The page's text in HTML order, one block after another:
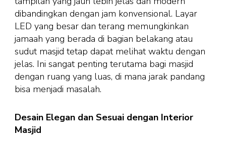
dibandingkan dengan jam konvensional. Layar
LED yang besar dan terang memungkinkan
jamaah yang berada di bagian belakang atau
sudut masjid tetap dapat melihat waktu dengan
jelas. Ini sangat penting terutama bagi masjid
dengan ruang yang luas, di mana jarak pandang
bisa menjadi masalah.
Desain Elegan dan Sesuai dengan Interior
Masjid